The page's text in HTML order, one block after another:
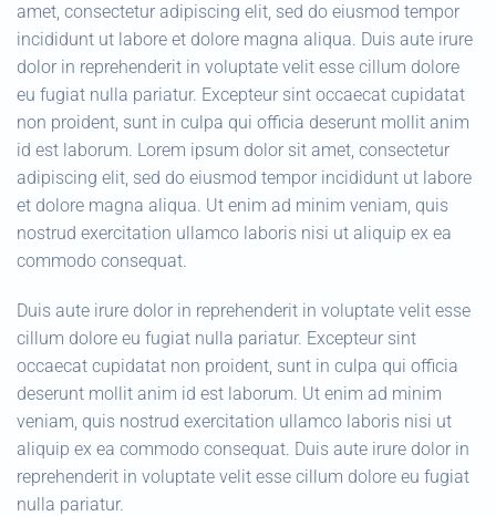
amet, consectetur adipiscing elit, sed do eiusmod tempor
incididunt ut labore et dolore magna aliqua. Duis aute irure
dolor in reprehenderit in voluptate velit esse cillum dolore
eu fugiat nulla pariatur. Excepteur sint occaecat cupidatat
non proident, sunt in culpa qui officia deserunt mollit anim
id est laborum. Lorem ipsum dolor sit amet, consectetur
adipiscing elit, sed do eiusmod tempor incididunt ut labore
et dolore magna aliqua. Ut enim ad minim veniam, quis
nostrud exercitation ullamco laboris nisi ut aliquip ex ea
commodo consequat.
Duis aute irure dolor in reprehenderit in voluptate velit esse
cillum dolore eu fugiat nulla pariatur. Excepteur sint
occaecat cupidatat non proident, sunt in culpa qui officia
deserunt mollit anim id est laborum. Ut enim ad minim
veniam, quis nostrud exercitation ullamco laboris nisi ut
aliquip ex ea commodo consequat. Duis aute irure dolor in
reprehenderit in voluptate velit esse cillum dolore eu fugiat
nulla pariatur.